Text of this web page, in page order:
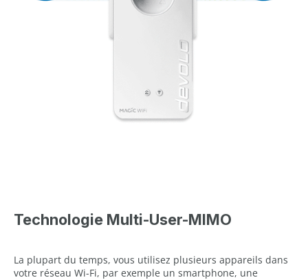
Technologie Multi-User-MIMO
La plupart du temps, vous utilisez plusieurs appareils dans
votre réseau Wi-Fi, par exemple un smartphone, une